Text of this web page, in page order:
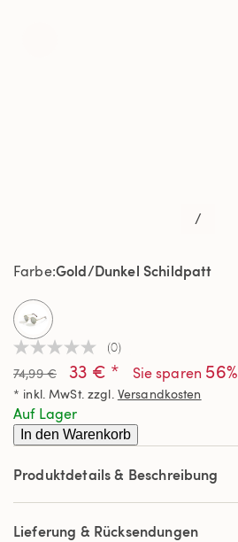
/
Kein
Beurteilungswert
Link
auf
derselben
Seite.
(0)
74,99 € 33 € * Sie sparen 56%
* inkl. MwSt. zzgl. Versandkosten
FarbeGold/Dunkel Schildpatt
selected
Auf Lager
In den Warenkorb
Produktdetails & Beschreibung
Lieferung & Rücksendungen